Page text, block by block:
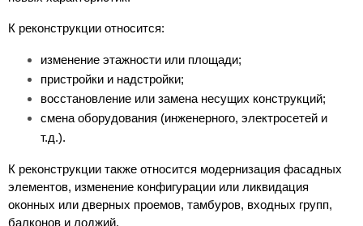
К реконструкции относится:
изменение этажности или площади;
пристройки и надстройки;
восстановление или замена несущих конструкций;
смена оборудования (инженерного, электросетей и
т.д.).
К реконструкции также относится модернизация фасадных
элементов, изменение конфигурации или ликвидация
оконных или дверных проемов, тамбуров, входных групп,
балконов и лоджий.